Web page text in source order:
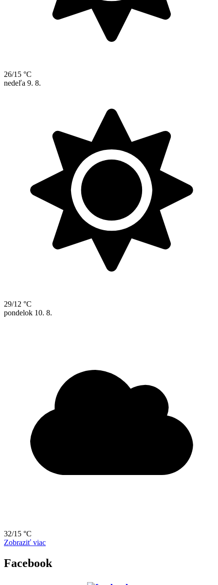
26/15 °C
nedeľa 9. 8.
29/12 °C
pondelok 10. 8.
32/15 °C
Zobraziť viac
Facebook